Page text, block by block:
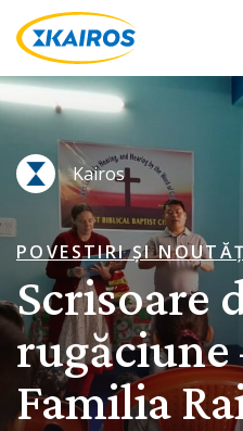
Kairos
POVESTIRI ȘI
Scrisoare
rugăciune
Familia